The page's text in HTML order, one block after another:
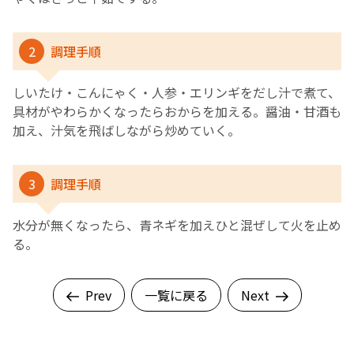
2 調理手順
しいたけ・こんにゃく・人参・エリンギをだし汁で煮て、
具材がやわらかくなったらおからを加える。醤油・甘酒も
加え、汁気を飛ばしながら炒めていく。
3 調理手順
水分が無くなったら、青ネギを加えひと混ぜして火を止め
る。
Prev 一覧に戻る Next